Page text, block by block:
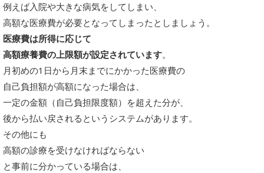
例えば入院や大きな病気をしてしまい、
高額な医療費が必要となってしまったとしましょう。
医療費は所得に応じて
高額療養費の上限額が設定されています。
月初めの1日から月末までにかかった医療費の
自己負担額が高額になった場合は、
一定の金額（自己負担限度額）を超えた分が、
後から払い戻されるというシステムがあります。
その他にも
高額の診療を受けなければならない
と事前に分かっている場合は、